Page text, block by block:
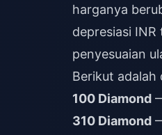
harganya
depresiasi
penyesuaian
Berikut
100 Diamond
310 Diamond